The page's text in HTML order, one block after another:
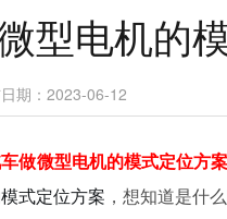
型电机的
期：2023-06-12
做微型电机的模式定位方案
式定位方案 ，想知道是